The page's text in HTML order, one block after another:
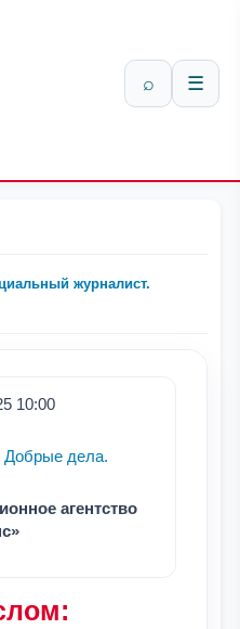
⌕ ☰
журналист.
10:00
Добрые дела.
агентство